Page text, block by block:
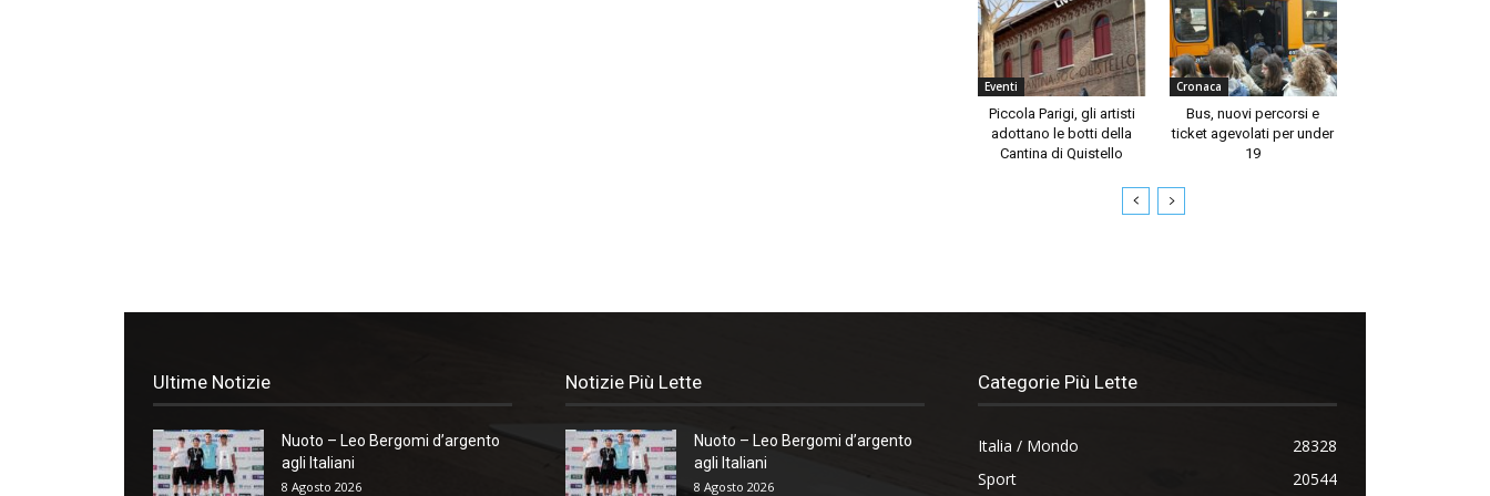
Eventi
Piccola Parigi, gli artisti
adottano le botti della
Cantina di Quistello
Cronaca
Bus, nuovi percorsi e
ticket agevolati per under
19
Ultime Notizie
Nuoto – Leo Bergomi d’argento
agli Italiani
8 Agosto 2026
Notizie Più Lette
Nuoto – Leo Bergomi d’argento
agli Italiani
8 Agosto 2026
Categorie Più Lette
Italia / Mondo
28328
Sport
20544